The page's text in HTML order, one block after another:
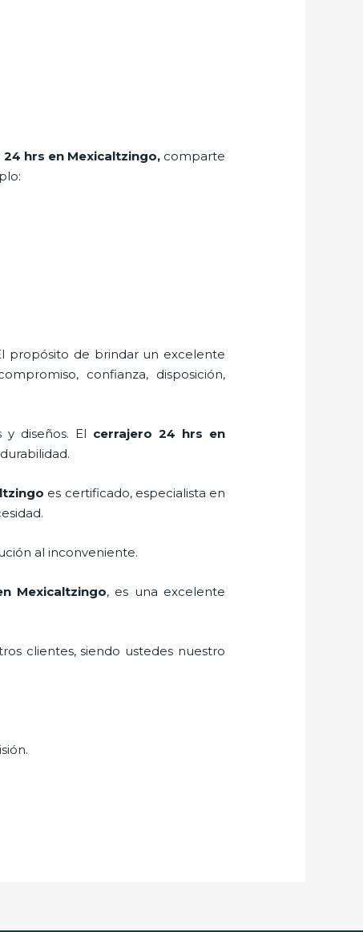
hrs en Mexicaltzingo, comparte
propósito de brindar un excelente
confianza, disposición,
diseños. El cerrajero 24 hrs en
es certificado, especialista en
al inconveniente.
Mexicaltzingo, es una excelente
clientes, siendo ustedes nuestro